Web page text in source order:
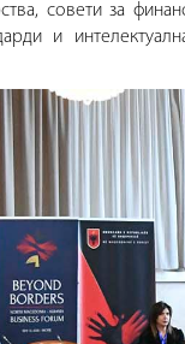
совети за
и